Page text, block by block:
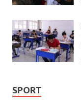
SPORT